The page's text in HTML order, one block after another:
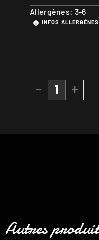
Allergènes: 3-6
INFOS ALLERGÈNES
- +
Autres